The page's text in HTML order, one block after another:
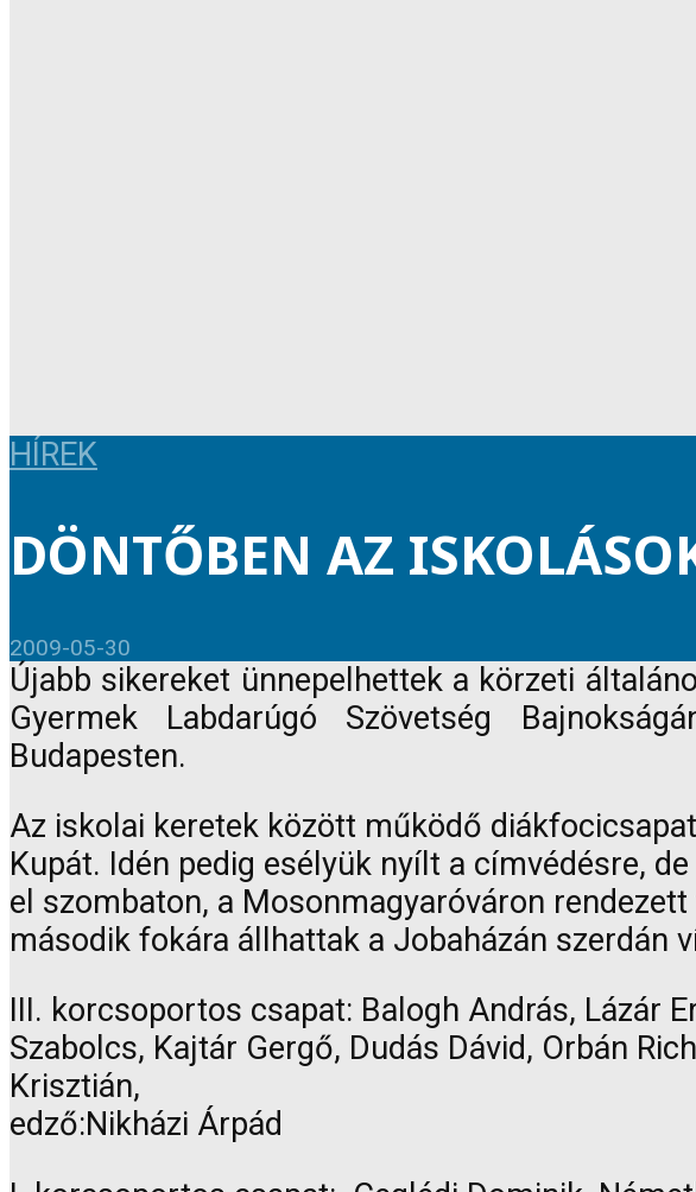
HÍREK
DÖNTŐBEN AZ
2009-05-30
Újabb sikereket ünnepelhettek a körzeti
Gyermek Labdarúgó Szövetség
Budapesten.
Az iskolai keretek között működő
Kupát. Idén pedig esélyük nyílt a címvédésre,
el szombaton, a Mosonmagyaróváron
második fokára állhattak a Jobaházán szerdán
III. korcsoportos csapat: Balogh András, Lázár
Szabolcs, Kajtár Gergő, Dudás Dávid, Orbán
Krisztián,
edző:Nikházi Árpád